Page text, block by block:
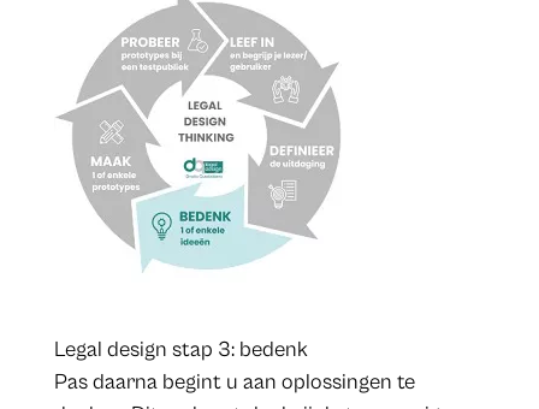
Legal design stap 3: bedenk
Pas daarna begint u aan oplossingen te